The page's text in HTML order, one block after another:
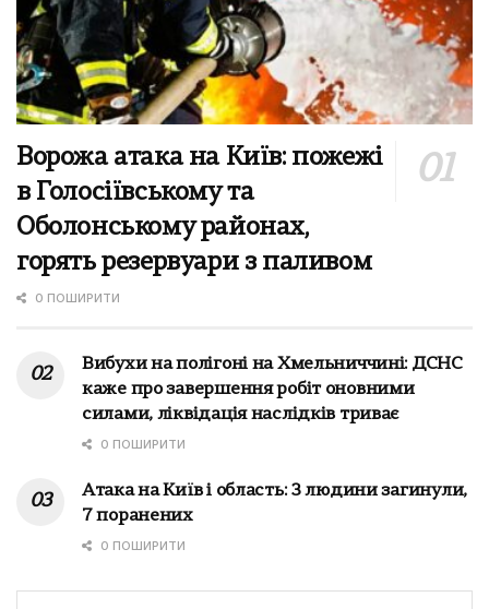
Ворожа атака на Київ: пожежі
в Голосіївському та
Оболонському районах,
горять резервуари з паливом
0 ПОШИРИТИ
Вибухи на полігоні на Хмельниччині: ДСНС
каже про завершення робіт оновними
силами, ліквідація наслідків триває
0 ПОШИРИТИ
Атака на Київ і область: 3 людини загинули,
7 поранених
0 ПОШИРИТИ